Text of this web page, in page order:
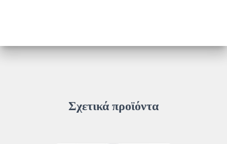
ποσότητα
Σχετικά προϊόντα